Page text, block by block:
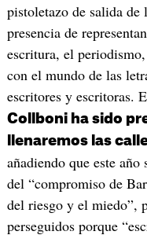
pistoletazo de salida
presencia de
escritura, el
con el mundo de las
escritores y escritoras.
Collboni ha sido
llenaremos las
añadiendo que este
del “compromiso de
del riesgo y el miedo”,
perseguidos porque